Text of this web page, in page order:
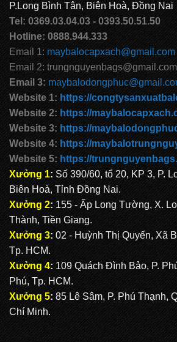
P.Long Bình Tân, Biên Hoà, Đồng Nai
Tel: 0369.03.04.03 - 0393.50.51.50
Hotline: 0888.944.333
Email 1: maybalocapxach@gmail.com
Email 2: trungnguyenbags@gmail.com
Email 3:
Website 1: https://
Website 2: https://
Website 3: https://
Website 4: https://
Website 5: https://
Xưởng 1: Số 390/60, tổ 20, KP 3, P.
Biên Hoà, Tỉnh Đồng Nai.
Xưởng 2: 155 - Ấp Long Tường, X.
Thành, Tiền Giang.
Xưởng 3: 02 - Huỳnh Thị Quyến, Xã
Tp. HCM.
Xưởng 4: 109 Quách Đình Bảo, P.
Phú, Tp. HCM.
Xưởng 5: 85 Lê Sâm, P. Phú Thạnh,
Chí Minh.